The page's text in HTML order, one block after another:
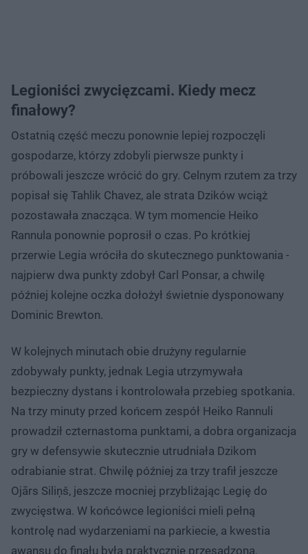
Legioniści zwycięzcami. Kiedy mecz
finałowy?
Ostatnią część meczu ponownie lepiej rozpoczęli
gospodarze, którzy zdobyli pierwsze punkty i
próbowali jeszcze wrócić do gry. Celnym rzutem za trzy
popisał się Tahlik Chavez, ale strata Dzików wciąż
pozostawała znacząca. W tym momencie Heiko
Rannula ponownie poprosił o czas. Po krótkiej
przerwie Legia wróciła do skutecznego punktowania -
najpierw dwa punkty zdobył Carl Ponsar, a chwilę
później kolejne oczka dołożył świetnie dysponowany
Dominic Brewton.
W kolejnych minutach obie drużyny regularnie
zdobywały punkty, jednak Legia utrzymywała
bezpieczny dystans i kontrolowała przebieg spotkania.
Na trzy minuty przed końcem zespół Heiko Rannuli
prowadził czternastoma punktami, a dobra organizacja
gry w defensywie skutecznie utrudniała Dzikom
odrabianie strat. Chwilę później za trzy trafił jeszcze
Ojārs Siliņš, jeszcze mocniej przybliżając Legię do
zwycięstwa. W końcówce legioniści mieli pełną
kontrolę nad wydarzeniami na parkiecie, a kwestia
awansu do finału była praktycznie przesądzona.